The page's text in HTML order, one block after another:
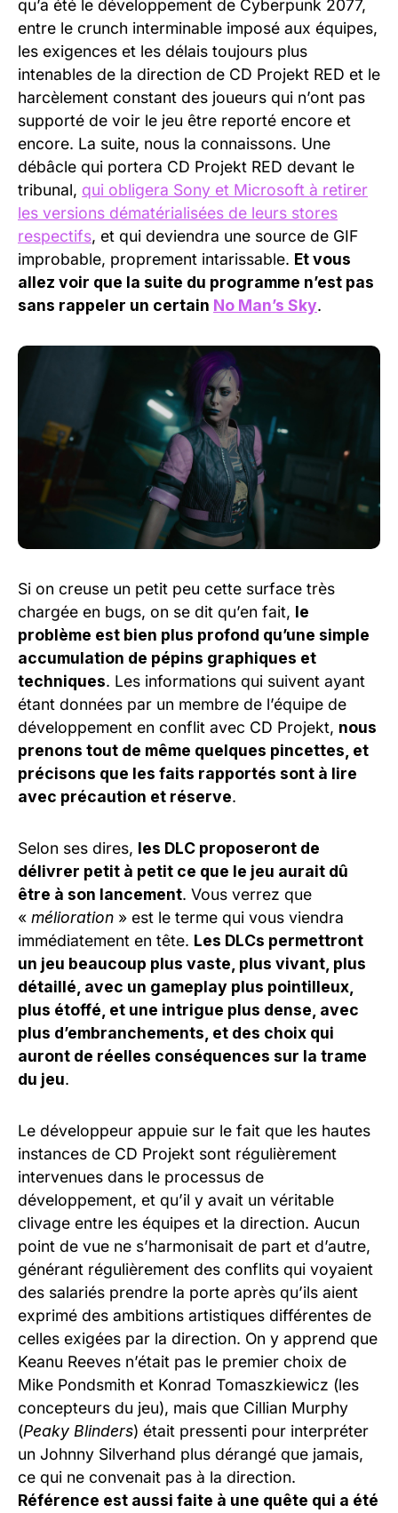
qu’a été le développement de Cyberpunk 2077,
entre le crunch interminable imposé aux équipes,
les exigences et les délais toujours plus
intenables de la direction de CD Projekt RED et le
harcèlement constant des joueurs qui n’ont pas
supporté de voir le jeu être reporté encore et
encore. La suite, nous la connaissons. Une
débâcle qui portera CD Projekt RED devant le
tribunal, qui obligera Sony et Microsoft à retirer
les versions dématérialisées de leurs stores
respectifs, et qui deviendra une source de GIF
improbable, proprement intarissable. Et vous
allez voir que la suite du programme n’est pas
sans rappeler un certain No Man’s Sky.
Si on creuse un petit peu cette surface très
chargée en bugs, on se dit qu’en fait, le
problème est bien plus profond qu’une simple
accumulation de pépins graphiques et
techniques. Les informations qui suivent ayant
étant données par un membre de l’équipe de
développement en conflit avec CD Projekt, nous
prenons tout de même quelques pincettes, et
précisons que les faits rapportés sont à lire
avec précaution et réserve.
Selon ses dires, les DLC proposeront de
délivrer petit à petit ce que le jeu aurait dû
être à son lancement. Vous verrez que
« mélioration » est le terme qui vous viendra
immédiatement en tête. Les DLCs permettront
un jeu beaucoup plus vaste, plus vivant, plus
détaillé, avec un gameplay plus pointilleux,
plus étoffé, et une intrigue plus dense, avec
plus d’embranchements, et des choix qui
auront de réelles conséquences sur la trame
du jeu.
Le développeur appuie sur le fait que les hautes
instances de CD Projekt sont régulièrement
intervenues dans le processus de
développement, et qu’il y avait un véritable
clivage entre les équipes et la direction. Aucun
point de vue ne s’harmonisait de part et d’autre,
générant régulièrement des conflits qui voyaient
des salariés prendre la porte après qu’ils aient
exprimé des ambitions artistiques différentes de
celles exigées par la direction. On y apprend que
Keanu Reeves n’était pas le premier choix de
Mike Pondsmith et Konrad Tomaszkiewicz (les
concepteurs du jeu), mais que Cillian Murphy
(Peaky Blinders) était pressenti pour interpréter
un Johnny Silverhand plus dérangé que jamais,
ce qui ne convenait pas à la direction.
Référence est aussi faite à une quête qui a été